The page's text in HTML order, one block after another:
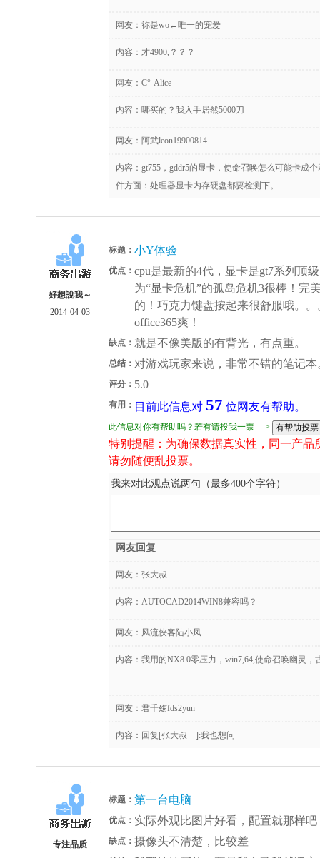
网友： 祢是wo←唯一的宠爱
内容：才4900,？？？
网友： C°-Alice
内容：哪买的？我入手居然5000刀
网友： 阿武leon19900814
内容：gt755，gddr5的显卡，使命召唤怎么可能卡成
件方面：处理器显卡内存硬盘都要检测下。
好想說我～
2014-04-03
标题： 小Y体验
优点： cpu是最新的4代，显卡是gt7系列顶
为“显卡危机”的孤岛危机3很棒！完
的！巧克力键盘按起来很舒服哦。
office365爽！
缺点： 就是不像美版的有背光，有点重。
总结： 对游戏玩家来说，非常不错的笔记本
评分： 5.0
有用： 目前此信息对 57 位网友有帮助。
此信息对你有帮助吗？若有请投我一票 --->
特别提醒：为确保数据真实性，同一产
请勿随便乱投票。
我来对此观点说两句（最多400个字符）
网友回复
网友： 张大叔ゝ
内容：AUTOCAD2014WIN8兼容吗？
网友： 风流侠客陆小凤
内容：我用的NX8.0零压力，win7,64,使命召唤幽灵
网友： 君千殇fds2yun
内容：回复[张大叔ゝ]:我也想问
专注品质
标题： 第一台电脑
优点： 实际外观比图片好看，配置就那样
缺点： 摄像头不清楚，比较差